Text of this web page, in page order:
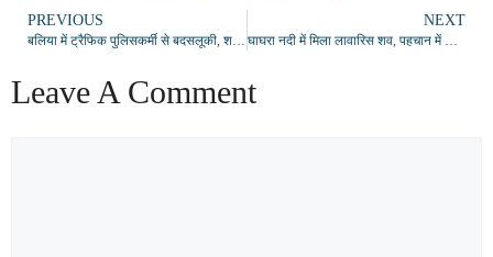
PREVIOUS
बलिया में ट्रैफिक पुलिसकर्मी से बदसलूकी, शराबियों ने बीच सड़क किया हंगामा
NEXT
घाघरा नदी में मिला लावारिस शव, पहचान में जुटी पुलिस
Leave A Comment